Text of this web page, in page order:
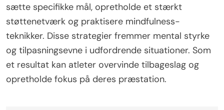
sætte specifikke mål, opretholde et stærkt
støttenetværk og praktisere mindfulness-
teknikker. Disse strategier fremmer mental styrke
og tilpasningsevne i udfordrende situationer. Som
et resultat kan atleter overvinde tilbageslag og
opretholde fokus på deres præstation.